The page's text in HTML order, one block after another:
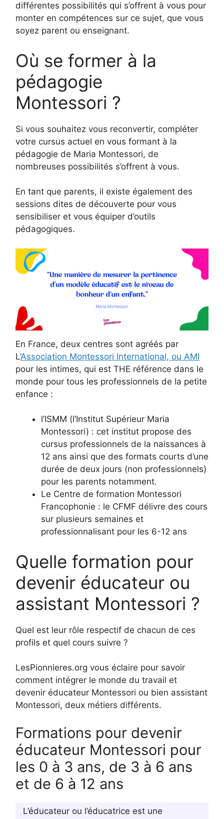
différentes possibilités qui s’offrent à vous pour
monter en compétences sur ce sujet, que vous
soyez parent ou enseignant.
Où se former à la
pédagogie
Montessori ?
Si vous souhaitez vous reconvertir, compléter
votre cursus actuel en vous formant à la
pédagogie de Maria Montessori, de
nombreuses possibilités s’offrent à vous.
En tant que parents, il existe également des
sessions dites de découverte pour vous
sensibiliser et vous équiper d’outils
pédagogiques.
En France, deux centres sont agréés par
L’Association Montessori International, ou AMI
pour les intimes, qui est THE référence dans le
monde pour tous les professionnels de la petite
enfance :
l’ISMM (l’Institut Supérieur Maria
Montessori) : cet institut propose des
cursus professionnels de la naissances à
12 ans ainsi que des formats courts d’une
durée de deux jours (non professionnels)
pour les parents notamment.
Le Centre de formation Montessori
Francophonie : le CFMF délivre des cours
sur plusieurs semaines et
professionnalisant pour les 6-12 ans
Quelle formation pour
devenir éducateur ou
assistant Montessori ?
Quel est leur rôle respectif de chacun de ces
profils et quel cours suivre ?
LesPionnieres.org vous éclaire pour savoir
comment intégrer le monde du travail et
devenir éducateur Montessori ou bien assistant
Montessori, deux métiers différents.
Formations pour devenir
éducateur Montessori pour
les 0 à 3 ans, de 3 à 6 ans
et de 6 à 12 ans
L’éducateur ou l’éducatrice est une